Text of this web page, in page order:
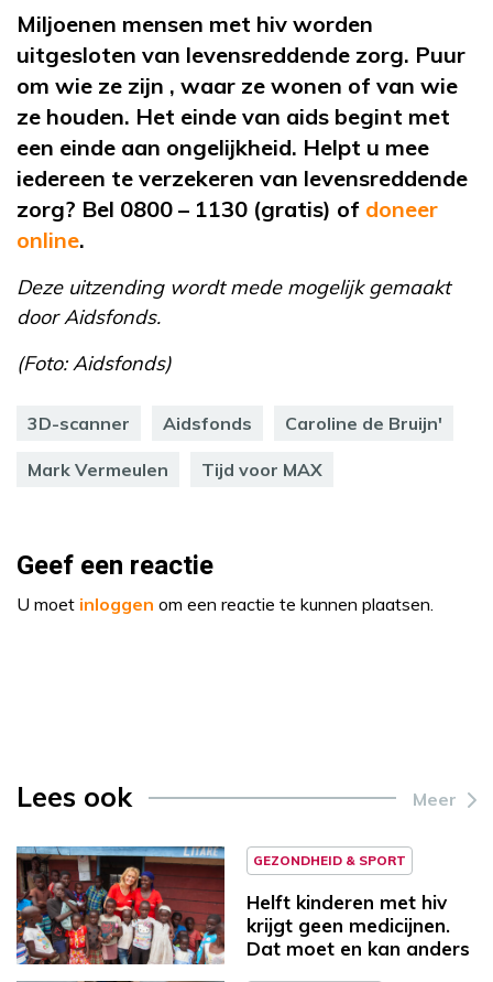
Miljoenen mensen met hiv worden
uitgesloten van levensreddende zorg. Puur
om wie ze zijn , waar ze wonen of van wie
ze houden. Het einde van aids begint met
een einde aan ongelijkheid. Helpt u mee
iedereen te verzekeren van levensreddende
zorg? Bel 0800 – 1130 (gratis) of doneer
online.
Deze uitzending wordt mede mogelijk gemaakt
door Aidsfonds.
(Foto: Aidsfonds)
3D-scanner Aidsfonds Caroline de Bruijn'
Mark Vermeulen Tijd voor MAX
Geef een reactie
U moet inloggen om een reactie te kunnen plaatsen.
Lees ook Meer
GEZONDHEID & SPORT
Helft kinderen met hiv
krijgt geen medicijnen.
Dat moet en kan anders